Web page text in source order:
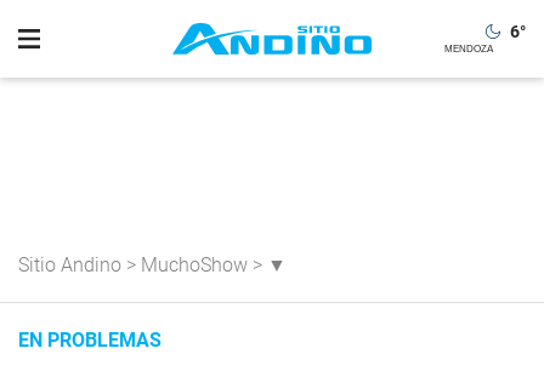
6°
Sitio Andino > MuchoShow > ▼
EN PROBLEMAS